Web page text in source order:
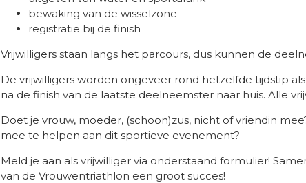
bewaking van de wisselzone
registratie bij de finish
Vrijwilligers staan langs het parcours, dus kunnen de
De vrijwilligers worden ongeveer rond hetzelfde tijdstip
na de finish van de laatste deelneemster naar huis. Alle
Doet je vrouw, moeder, (schoon)zus, nicht of vriendin
mee te helpen aan dit sportieve evenement?
Meld je aan als vrijwilliger via onderstaand formulier!
van de Vrouwentriathlon een groot succes!